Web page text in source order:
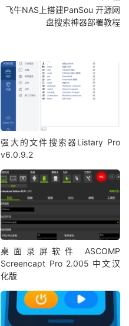
飞牛NAS上搭建PanSou 开源网
盘搜索神器部署教程
强大的文件搜索器Listary Pro
v6.0.9.2
桌面录屏软件 ASCOMP
Screencapt Pro 2.005 中文汉
化版